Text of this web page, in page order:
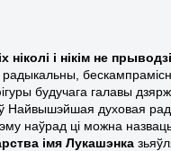
ніколі і нікім не
радыкальны,
будучага галавы
Найвышэйшая духовая
наўрад ці можна
імя Лукашэнка